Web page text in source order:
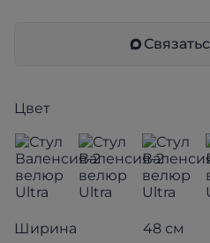
Цвет
Ширина
48 см